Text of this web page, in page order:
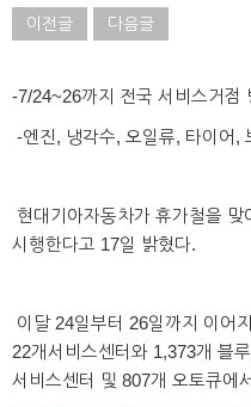
이전글 다음글
-7/24~26까지 전국 서비스거점
-엔진, 냉각수, 오일류, 타이어,
현대기아자동차가 휴가철을
시행한다고 17일 밝혔다.
이달 24일부터 26일까지 이어
22개서비스센터와 1,373개 블
서비스센터 및 807개 오토큐에